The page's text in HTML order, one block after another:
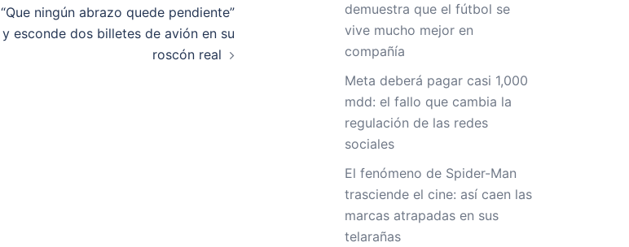
“Que ningún abrazo quede pendiente”
y esconde dos billetes de avión en su
roscón real
demuestra que el fútbol se
vive mucho mejor en
compañía
Meta deberá pagar casi 1,000
mdd: el fallo que cambia la
regulación de las redes
sociales
El fenómeno de Spider-Man
trasciende el cine: así caen las
marcas atrapadas en sus
telarañas